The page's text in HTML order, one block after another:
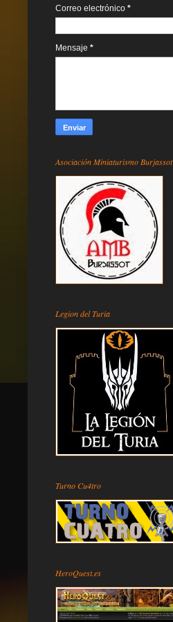
Correo electrónico *
Mensaje *
Asociación Miniaturismo Burjassot
Legion del Turia
Turno Cu4tro
HeroQuest.es